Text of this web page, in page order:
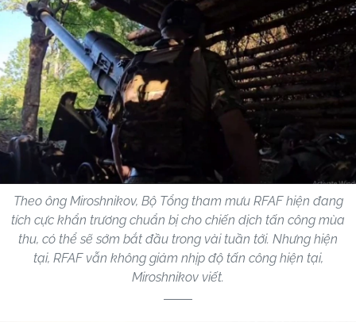
Theo ông Miroshnikov, Bộ Tổng tham mưu RFAF hiện đang
tích cực khẩn trương chuẩn bị cho chiến dịch tấn công mùa
thu, có thể sẽ sớm bắt đầu trong vài tuần tới. Nhưng hiện
tại, RFAF vẫn không giảm nhịp độ tấn công hiện tại,
Miroshnikov viết.